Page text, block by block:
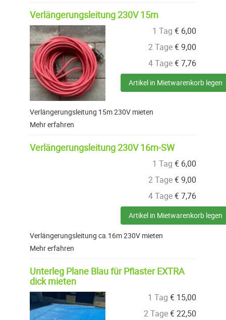
Verlängerungsleitung 230V 15m
1 Tag € 6,00
2 Tage€9,00
4 Tage€7,76
Artikel in Mietwarenkorb legen
Verlängerungsleitung 15m 230V mieten
Mehr erfahren
Verlängerungsleitung 230V 16m-SW
1 Tag € 6,00
2 Tage€9,00
4 Tage€7,76
Artikel in Mietwarenkorb legen
Verlängerungsleitung ca.16m 230V mieten
Mehr erfahren
Unterleg Plane Blau für Pflaster EXTRA
dick mieten
1 Tag € 15,00
2 Tage€22,50